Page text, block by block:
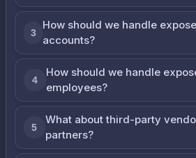
3
How should we handle
accounts?
4
How should we handle
employees?
5
What about third-party
partners?